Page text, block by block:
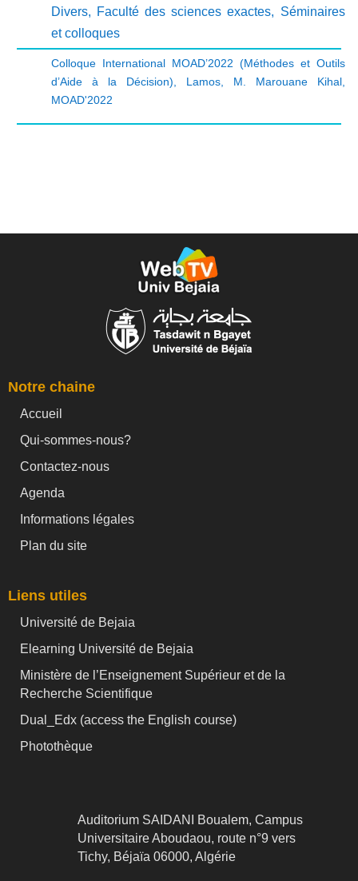
Divers, Faculté des sciences exactes, Séminaires
et colloques
Colloque International MOAD’2022 (Méthodes et Outils
d’Aide à la Décision)
Lamos, M. Marouane Kihal,
MOAD'2022
Notre chaine
Accueil
Qui-sommes-nous?
Contactez-nous
Agenda
Informations légales
Plan du site
Liens utiles
Université de Bejaia
Elearning Université de Bejaia
Ministère de l’Enseignement Supérieur et de la
Recherche Scientifique
Dual_Edx (access the English course)
Photothèque
Auditorium SAIDANI Boualem, Campus
Universitaire Aboudaou, route n°9 vers
Tichy, Béjaïa 06000, Algérie